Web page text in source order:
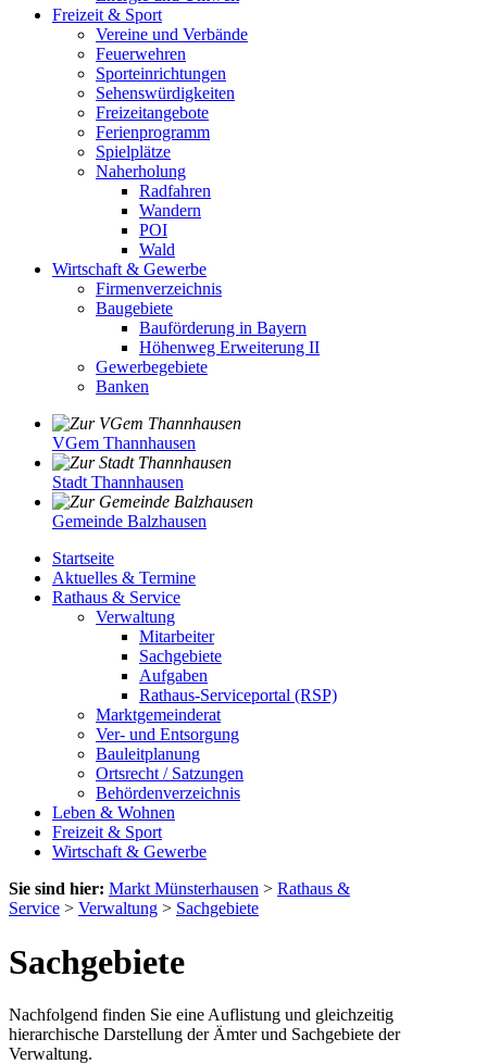
Freizeit & Sport
Vereine und Verbände
Feuerwehren
Sporteinrichtungen
Sehenswürdigkeiten
Freizeitangebote
Ferienprogramm
Spielplätze
Naherholung
Radfahren
Wandern
POI
Wald
Wirtschaft & Gewerbe
Firmenverzeichnis
Baugebiete
Bauförderung in Bayern
Höhenweg Erweiterung II
Gewerbegebiete
Banken
VGem Thannhausen
Stadt Thannhausen
Gemeinde Balzhausen
Startseite
Aktuelles & Termine
Rathaus & Service
Verwaltung
Mitarbeiter
Sachgebiete
Aufgaben
Rathaus-Serviceportal (RSP)
Marktgemeinderat
Ver- und Entsorgung
Bauleitplanung
Ortsrecht / Satzungen
Behördenverzeichnis
Leben & Wohnen
Freizeit & Sport
Wirtschaft & Gewerbe
Sie sind hier: Markt Münsterhausen > Rathaus &
Service > Verwaltung > Sachgebiete
Sachgebiete
Nachfolgend finden Sie eine Auflistung und gleichzeitig
hierarchische Darstellung der Ämter und Sachgebiete der
Verwaltung.